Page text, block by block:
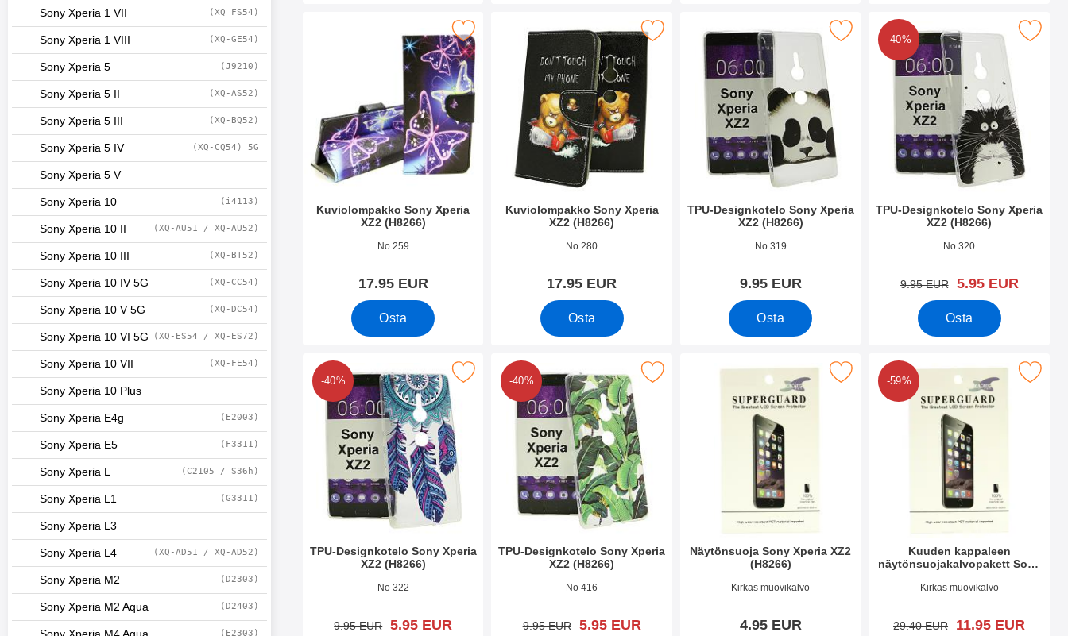
Sony Xperia 1 VII (XQ FS54)
Sony Xperia 1 VIII (XQ-GE54)
Sony Xperia 5 (J9210)
Sony Xperia 5 II (XQ-AS52)
Sony Xperia 5 III (XQ-BQ52)
Sony Xperia 5 IV (XQ-CQ54) 5G
Sony Xperia 5 V
Sony Xperia 10 (i4113)
Sony Xperia 10 II (XQ-AU51 / XQ-AU52)
Sony Xperia 10 III (XQ-BT52)
Sony Xperia 10 IV 5G (XQ-CC54)
Sony Xperia 10 V 5G (XQ-DC54)
Sony Xperia 10 VI 5G (XQ-ES54 / XQ-ES72)
Sony Xperia 10 VII (XQ-FE54)
Sony Xperia 10 Plus
Sony Xperia E4g (E2003)
Sony Xperia E5 (F3311)
Sony Xperia L (C2105 / S36h)
Sony Xperia L1 (G3311)
Sony Xperia L3
Sony Xperia L4 (XQ-AD51 / XQ-AD52)
Sony Xperia M2 (D2303)
Sony Xperia M2 Aqua (D2403)
(E2303)
Kuviolompakko Sony Xperia
XZ2 (H8266)
Tuote.nro 26387
No 259
17.95 EUR
Osta
Merkitse kuviolompakko Sony Xperia XZ2 (H8266) suosikiksi
Kuviolompakko Sony Xperia
XZ2 (H8266)
Tuote.nro 26359
No 280
17.95 EUR
Osta
Merkitse kuviolompakko Sony Xperia XZ2 (H8266) suosikiksi
TPU-Designkotelo Sony Xperia
XZ2 (H8266)
Tuote.nro 26383
No 319
9.95 EUR
Osta
Merkitse tPU-Designkotelo Sony Xperia XZ2 (H8266) suosikiksi
-40%
TPU-Designkotelo Sony Xperia
XZ2 (H8266)
Tuote.nro 26382
No 320
vanha hinta
9.95 EUR uusi hinta
5.95 EUR
Osta
Merkitse tPU-Designkotelo Sony
-40%
TPU-Designkotelo Sony Xperia
XZ2 (H8266)
Tuote.nro 26380
No 322
vanha hinta
9.95 EUR uusi hinta
5.95 EUR
Merkitse tPU-Designkotelo Sony Xperia XZ2 (H8266) suosikiksi
-40%
TPU-Designkotelo Sony Xperia
XZ2 (H8266)
Tuote.nro 26375
No 416
vanha hinta
9.95 EUR uusi hinta
5.95 EUR
Merkitse tPU-Designkotelo Sony Xperia XZ2 (H8266) suosikiksi
Näytönsuoja Sony Xperia XZ2
(H8266)
Tuote.nro 26354
Kirkas muovikalvo
4.95 EUR
Merkitse näytönsuoja Sony Xperia XZ2 (H8266) suosikiksi
-59%
Kuuden kappaleen
näytönsuojakalvopakett Sony
Tuote.nro 26352
Kirkas muovikalvo
vanha hinta
29.40 EUR uusi hinta
11.95 EUR
Merkitse kuuden kappaleen